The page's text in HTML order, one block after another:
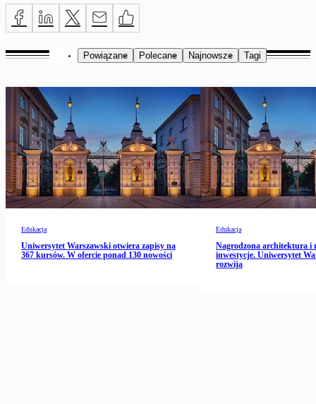
Powiązane Polecane Najnowsze Tagi
Edukacja
Uniwersytet Warszawski otwiera zapisy na
367 kursów. W ofercie ponad 130 nowości
Edukacja
Nagrodzona architektura i
inwestycje. Uniwersytet
rozwija